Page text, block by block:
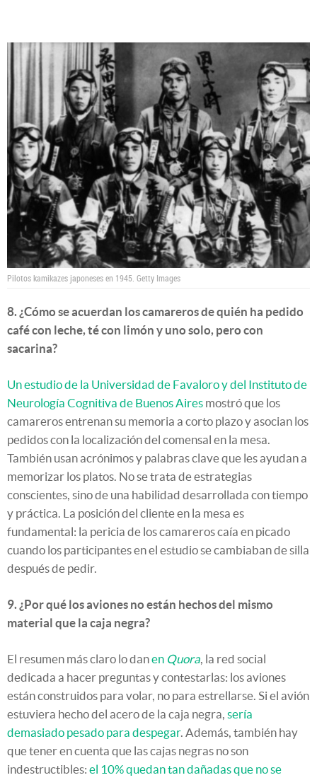
Pilotos kamikazes japoneses en 1945. Getty Images
8. ¿Cómo se acuerdan los camareros de quién ha pedido
café con leche, té con limón y uno solo, pero con
sacarina?
Un estudio de la Universidad de Favaloro y del Instituto de
Neurología Cognitiva de Buenos Aires mostró que los
camareros entrenan su memoria a corto plazo y asocian los
pedidos con la localización del comensal en la mesa.
También usan acrónimos y palabras clave que les ayudan a
memorizar los platos. No se trata de estrategias
conscientes, sino de una habilidad desarrollada con tiempo
y práctica. La posición del cliente en la mesa es
fundamental: la pericia de los camareros caía en picado
cuando los participantes en el estudio se cambiaban de silla
después de pedir.
9. ¿Por qué los aviones no están hechos del mismo
material que la caja negra?
El resumen más claro lo danen Quora , la red social
dedicada a hacer preguntas y contestarlas: los aviones
están construidos para volar, no para estrellarse. Si el avión
estuviera hecho del acero de la caja negra, sería
demasiado pesado para despegar. Además, también hay
que tener en cuenta que las cajas negras no son
indestructibles: el 10% quedan tan dañadas que no se